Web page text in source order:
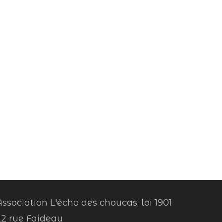
L'écho des choucas, loi 1901
rue Faideau